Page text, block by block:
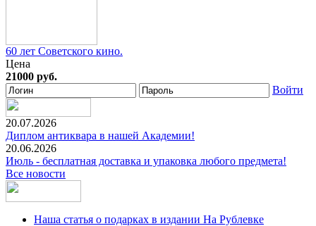
60 лет Советского кино.
Цена
21000 руб.
Войти
20.07.2026
Диплом антиквара в нашей Академии!
20.06.2026
Июль - бесплатная доставка и упаковка любого предмета!
Все новости
Наша статья о подарках в издании На Рублевке